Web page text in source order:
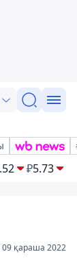
₽5.73
09 қараша 2022